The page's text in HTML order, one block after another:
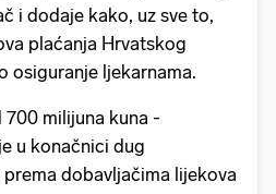
i dodaje kako, uz sve to,
plaćanja Hrvatskog
osiguranje ljekarnama.
milijuna kuna -
u konačnici dug
dobavljačima lijekova